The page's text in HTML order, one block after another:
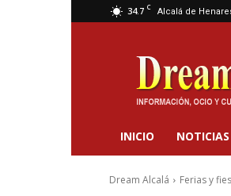
34.7 C Alcalá de
Dream
Alcalá
INICIO NOTICIAS
Dream Alcalá Ferias y